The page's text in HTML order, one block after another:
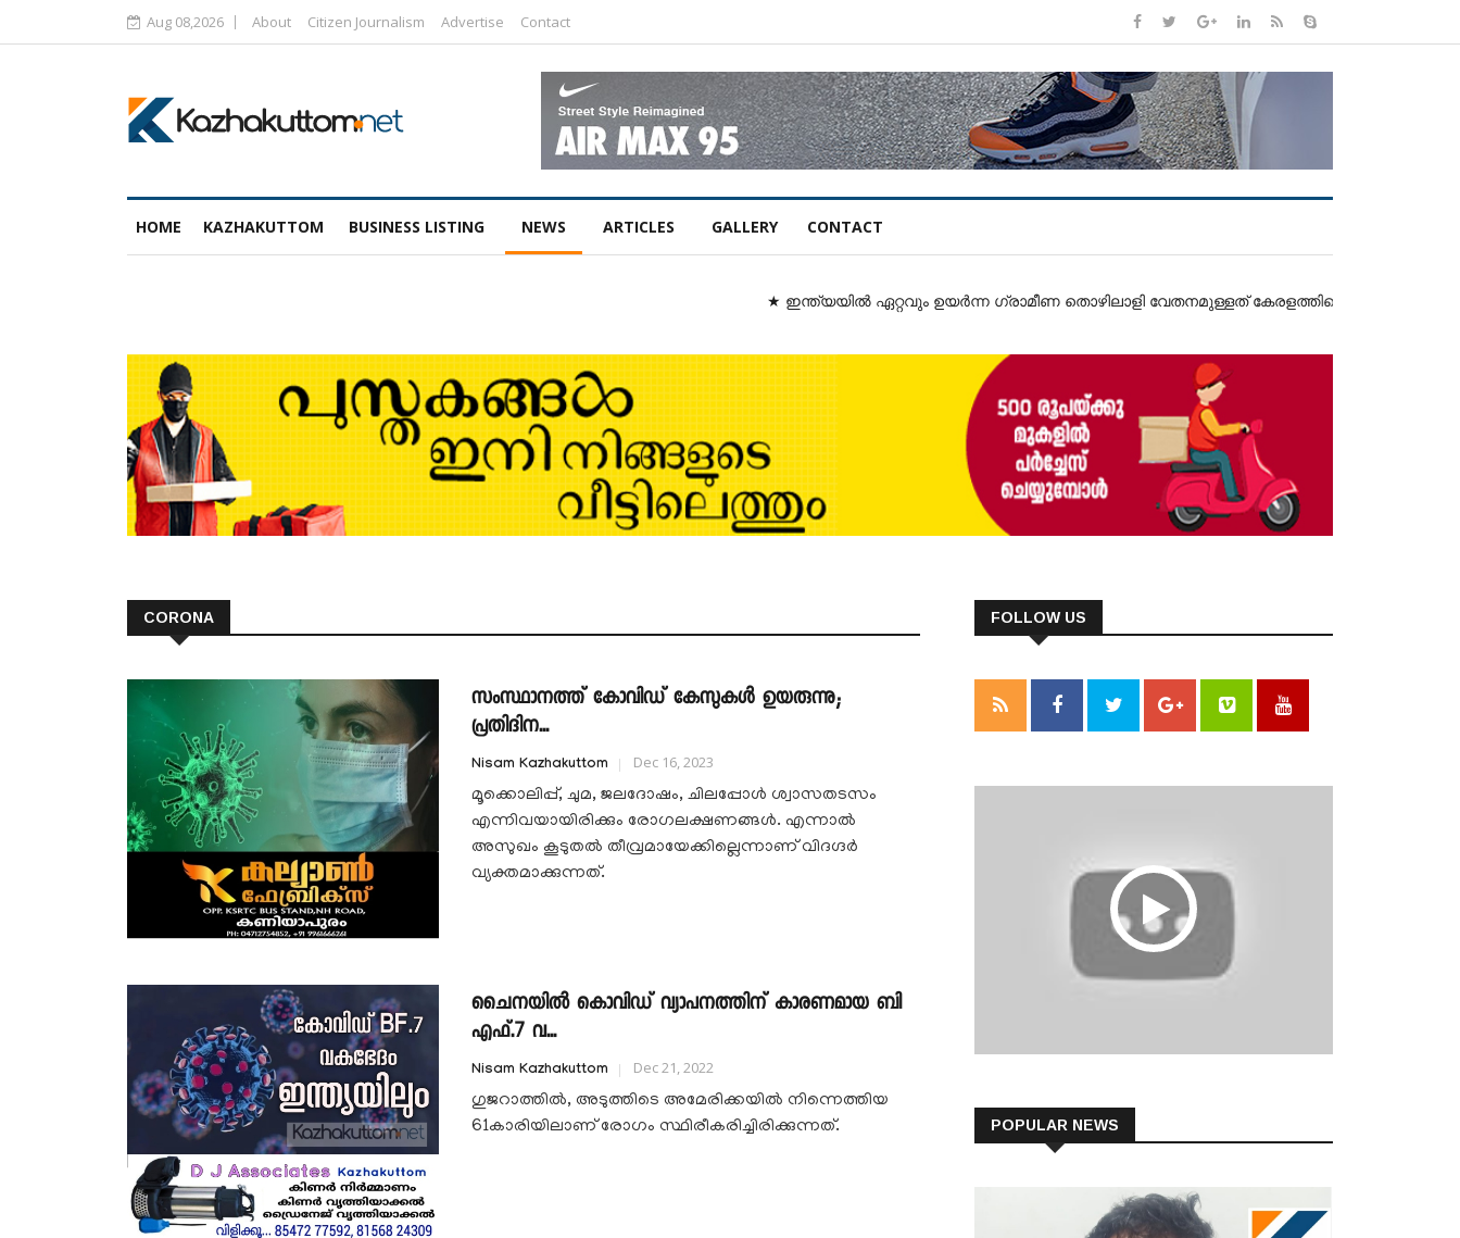
Aug 08,2026 About Citizen Journalism Advertise Contact
HOME KAZHAKUTTOM BUSINESS LISTING NEWS ARTICLES GALLERY CONTACT
★ ഇന്ത്യയിൽ ഏറ്റവും ഉയർന്ന ഗ്രാമീണ തൊഴിലാളി വേതനമുള്ളത് കേരളത്തിലെന്ന് റിസർവ് ബാങ്ക് ഓഫ്
CORONA
സംസ്ഥാനത്ത് കോവിഡ് കേസുകൾ ഉയരുന്നു;
പ്രതിദിന...
Nisam Kazhakuttom
Dec 16, 2023
മൂക്കൊലിപ്പ്, ചുമ, ജലദോഷം, ചിലപ്പോൾ ശ്വാസതടസം
എന്നിവയായിരിക്കും രോഗലക്ഷണങ്ങൾ. എന്നാൽ
അസുഖം കൂടുതൽ തീവ്രമായേക്കില്ലെന്നാണ് വിദഗ്ദർ
വ്യക്തമാക്കുന്നത്.
ചൈനയിൽ കൊവിഡ് വ്യാപനത്തിന് കാരണമായ ബി
എഫ്.7 വ...
Nisam Kazhakuttom
Dec 21, 2022
ഗുജറാത്തിൽ, അടുത്തിടെ അമേരിക്കയിൽ നിന്നെത്തിയ
61കാരിയിലാണ് രോഗം സ്ഥിരീകരിച്ചിരിക്കുന്നത്.
FOLLOW US
POPULAR NEWS